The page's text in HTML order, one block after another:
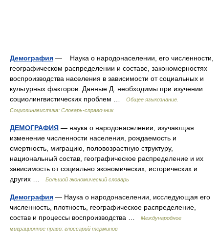
Демография — Наука о народонаселении, его численности,
географическом распределении и составе, закономерностях
воспроизводства населения в зависимости от социальных и
культурных факторов. Данные Д. необходимы при изучении
социолингвистических проблем …
Общее языкознание.
Социолингвистика: Словарь-справочник
ДЕМОГРАФИЯ — наука о народонаселении, изучающая
изменение численности населения, рождаемость и
смертность, миграцию, половозрастную структуру,
национальный состав, географическое распределение и их
зависимость от социально экономических, исторических и
других …
Большой экономический словарь
Демография — Наука о народонаселении, исследующая его
численность, плотность, географическое распределение,
состав и процессы воспроизводства …
Международное
миграционное право: глоссарий терминов